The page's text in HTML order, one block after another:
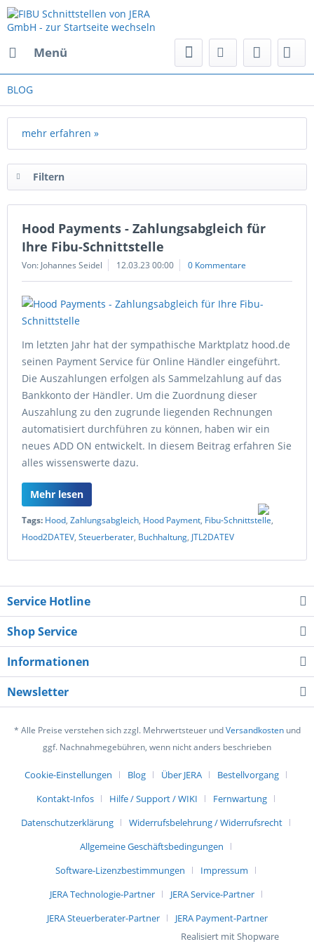
Menü
BLOG
mehr erfahren »
Filtern
Hood Payments - Zahlungsabgleich für
Ihre Fibu-Schnittstelle
Von: Johannes Seidel 12.03.23 00:00 0 Kommentare
Im letzten Jahr hat der sympathische Marktplatz hood.de
seinen Payment Service für Online Händler eingeführt.
Die Auszahlungen erfolgen als Sammelzahlung auf das
Bankkonto der Händler. Um die Zuordnung dieser
Auszahlung zu den zugrunde liegenden Rechnungen
automatisiert durchführen zu können, haben wir ein
neues ADD ON entwickelt. In diesem Beitrag erfahren Sie
alles wissenswerte dazu.
Mehr lesen
Tags: Hood, Zahlungsabgleich, Hood Payment, Fibu-Schnittstelle,
Hood2DATEV, Steuerberater, Buchhaltung, JTL2DATEV
Service Hotline
Shop Service
Informationen
Newsletter
* Alle Preise verstehen sich zzgl. Mehrwertsteuer undVersandkostenund
ggf. Nachnahmegebühren, wenn nicht anders beschrieben
Cookie-Einstellungen Blog Über JERA
Bestellvorgang
Kontakt-Infos
Hilfe / Support / WIKI
Fernwartung
Datenschutzerklärung
Widerrufsbelehrung / Widerrufsrecht
Allgemeine Geschäftsbedingungen
Software-Lizenzbestimmungen
Impressum
JERA Technologie-Partner
JERA Service-Partner
JERA Steuerberater-Partner
JERA Payment-Partner
Realisiert mit Shopware